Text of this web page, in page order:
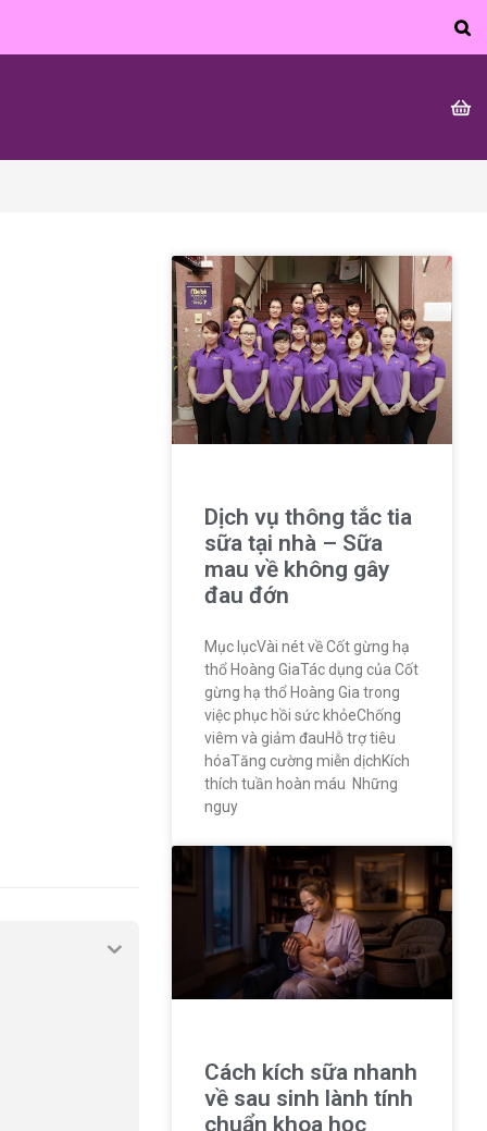
Dịch vụ thông tắc tia
sữa tại nhà – Sữa
mau về không gây
đau đớn
Mục lụcVài nét về Cốt gừng hạ
thổ Hoàng GiaTác dụng của Cốt
gừng hạ thổ Hoàng Gia trong
việc phục hồi sức khỏeChống
viêm và giảm đauHỗ trợ tiêu
hóaTăng cường miễn dịchKích
thích tuần hoàn máu Những
nguy
Cách kích sữa nhanh
về sau sinh lành tính
chuẩn khoa học